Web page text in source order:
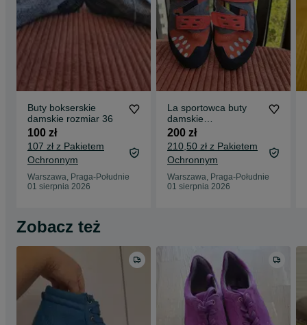
Buty bokserskie
damskie rozmiar 36
100 zł
107 zł z Pakietem
Ochronnym
Warszawa, Praga-Południe
01 sierpnia 2026
La sportowca buty
damskie
wspinaczkowe
rozmiar 36
200 zł
210,50 zł z Pakietem
Ochronnym
Warszawa, Praga-Południe
01 sierpnia 2026
Zobacz też